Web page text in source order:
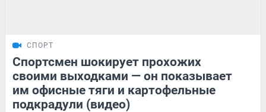
СПОРТ
Спортсмен шокирует прохожих
своими выходками — он показывает
им офисные тяги и картофельные
подкрадули (видео)